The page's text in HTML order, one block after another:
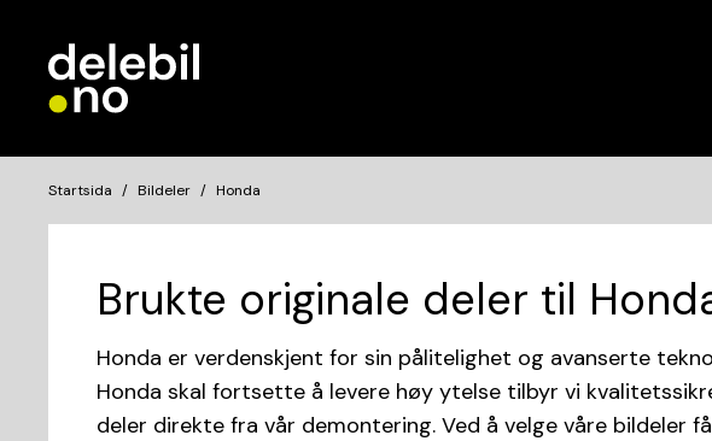
Startsida Bildeler Honda
Brukte originale deler til
Honda er verdenskjent for sin pålitelighet og avanserte
Honda skal fortsette å levere høy ytelse tilbyr vi
deler direkte fra vår demontering. Ved å velge våre bildeler